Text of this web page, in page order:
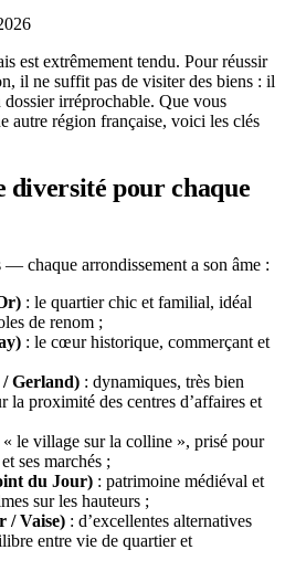
est extrêmement tendu. Pour réussir
il ne suffit pas de visiter des biens : il
irréprochable. Que vous
autre région française, voici les clés
diversité pour chaque
chaque arrondissement a son âme :
: le quartier chic et familial, idéal
de renom ;
: le cœur historique, commerçant et
/ Gerland) : dynamiques, très bien
la proximité des centres d’affaires et
« le village sur la colline », prisé pour
ses marchés ;
du Jour) : patrimoine médiéval et
sur les hauteurs ;
/ Vaise) : d’excellentes alternatives
entre vie de quartier et